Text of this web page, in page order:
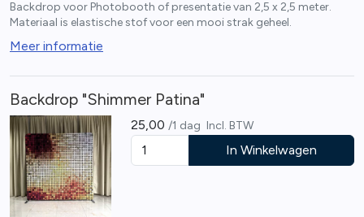
Backdrop voor Photobooth of presentatie van 2,5 x 2,5 meter.
Materiaal is elastische stof voor een mooi strak geheel.
Meer informatie
Backdrop "Shimmer Patina"
25,00 /1 dag Incl. BTW
In Winkelwagen